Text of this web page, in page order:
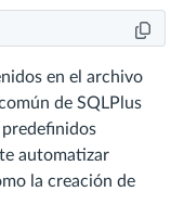
en el archivo
de SQLPlus
automatizar
la creación de